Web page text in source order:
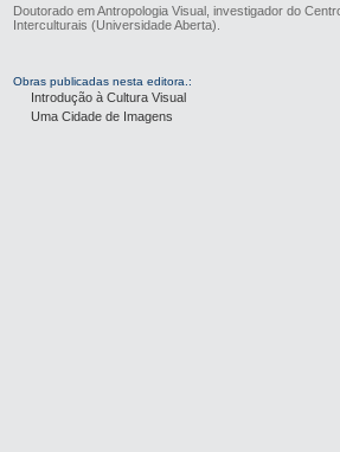
Doutorado em Antropologia Visual, investigador do
Interculturais (Universidade Aberta).
Obras publicadas nesta editora.:
Introdução à Cultura Visual
Uma Cidade de Imagens